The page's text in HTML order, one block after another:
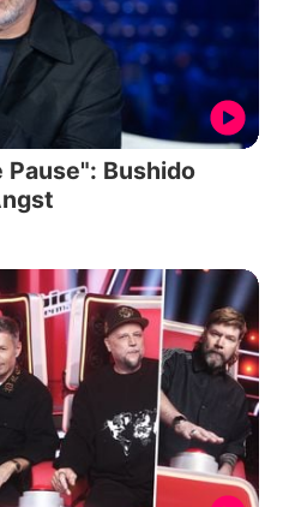
Pause": Bushido